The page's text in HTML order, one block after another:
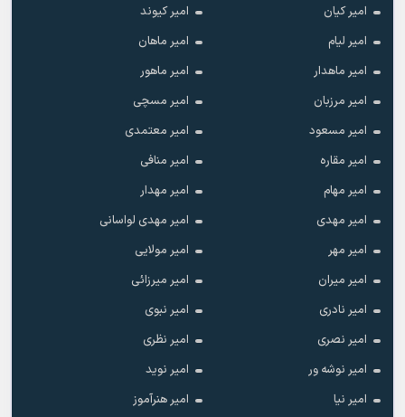
امیر کیان
امیر کیوند
امیر لیام
امیر ماهان
امیر ماهدار
امیر ماهور
امیر مرزبان
امیر مسچی
امیر مسعود
امیر معتمدی
امیر مقاره
امیر منافی
امیر مهام
امیر مهدار
امیر مهدی
امیر مهدی لواسانی
امیر مهر
امیر مولایی
امیر میران
امیر میرزائی
امیر نادری
امیر نبوی
امیر نصری
امیر نظری
امیر نوشه ور
امیر نوید
امیر نیا
امیر هنرآموز